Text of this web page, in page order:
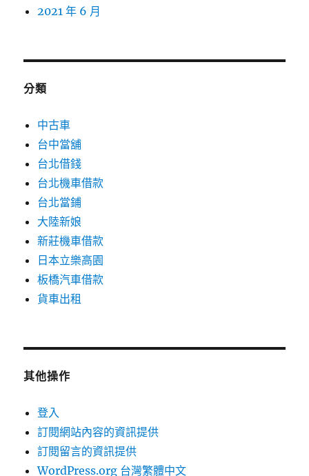
2021 年 6 月
分類
中古車
台中當舖
台北借錢
台北機車借款
台北當鋪
大陸新娘
新莊機車借款
日本立樂高園
板橋汽車借款
貨車出租
其他操作
登入
訂閱網站內容的資訊提供
訂閱留言的資訊提供
WordPress.org 台灣繁體中文